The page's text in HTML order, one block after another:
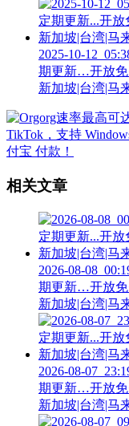
2025-10-
期更新…开放免
新加坡|台湾|马
相关文章
2026-08-
期更新…开放免
新加坡|台湾|马
2026-08-
期更新…开放免
新加坡|台湾|马